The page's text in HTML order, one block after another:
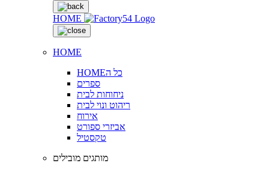
HOME
HOME
HOMEכל ה
ספרים
ניחוחות לבית
ריהוט ונוי לבית
אירוח
אביזרי ספורט
טקסטיל
מותגים מובילים